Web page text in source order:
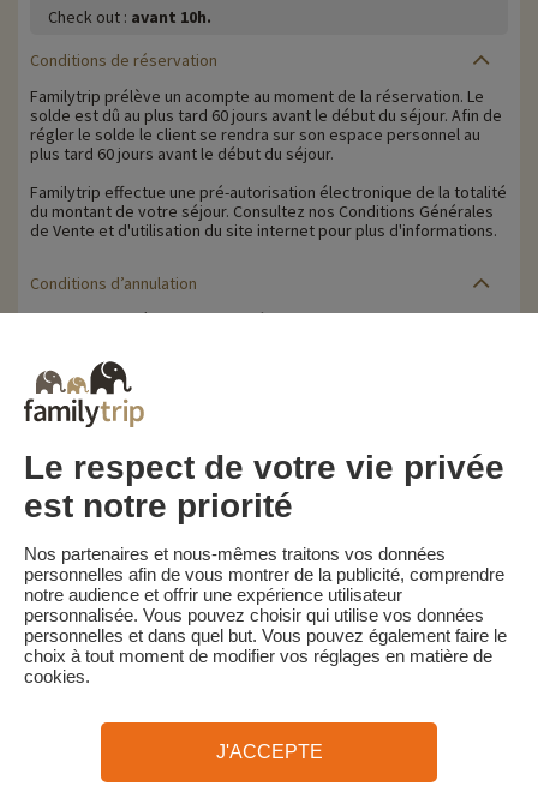
Check out : avant 10h.
Conditions de réservation
Familytrip prélève un acompte au moment de la réservation. Le
solde est dû au plus tard 60 jours avant le début du séjour. Afin de
régler le solde le client se rendra sur son espace personnel au
plus tard 60 jours avant le début du séjour.
Familytrip effectue une pré-autorisation électronique de la totalité
du montant de votre séjour. Consultez nos Conditions Générales
de Vente et d'utilisation du site internet pour plus d'informations.
Conditions d’annulation
Le solde de la réservation est dû au plus tard 60 jours avant le
de la réservation par e-mail 65 jours avant le début du séjour.
Les pénalités d'annulation sont calculées sur la base du barème
suivant :
• Annulation 60 jours ou plus avant la date de début du séjour :
acompte conservé
• Annulation moins de 60 jours avant la date de début du séjour :
100 % du prix du séjour
Familytrip vous conseille de souscrire l'assurance annulation de
son partenaire AREAS Assurances. Souscrivez au moment de la
réservation ou dans les 24h suivant votre réservation par
téléphone.
CGV et Charte de Confidentialité
La Presse parle de nous
Plan du site
Le respect de votre vie privée
est notre priorité
Nos partenaires et nous-mêmes traitons vos données
personnelles afin de vous montrer de la publicité, comprendre
notre audience et offrir une expérience utilisateur
personnalisée. Vous pouvez choisir qui utilise vos données
personnelles et dans quel but. Vous pouvez également faire le
choix à tout moment de modifier vos réglages en matière de
cookies.
J'ACCEPTE